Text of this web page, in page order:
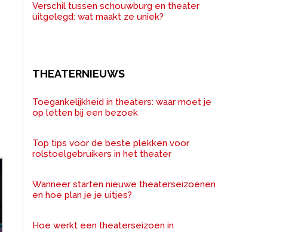
Verschil tussen schouwburg en theater
uitgelegd: wat maakt ze uniek?
THEATERNIEUWS
Toegankelijkheid in theaters: waar moet je
op letten bij een bezoek
Top tips voor de beste plekken voor
rolstoelgebruikers in het theater
Wanneer starten nieuwe theaterseizoenen
en hoe plan je je uitjes?
Hoe werkt een theaterseizoen in